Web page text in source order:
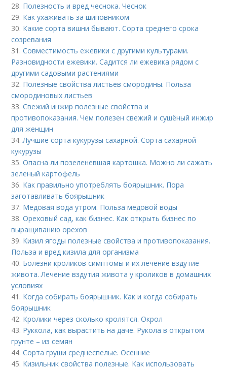
28. Полезность и вред чеснока. Чеснок
29. Как ухаживать за шиповником
30. Какие сорта вишни бывают. Сорта среднего срока
созревания
31.Совместимость ежевики с другими культурами.
Разновидности ежевики. Садится ли ежевика рядом с
другими садовыми растениями
32. Полезные свойства листьев смородины. Польза
смородиновых листьев
33.Свежий инжир полезные свойства и
противопоказания. Чем полезен свежий и сушёный инжир
для женщин
34.Лучшие сорта кукурузы сахарной. Сорта сахарной
кукурузы
35.Опасна ли позеленевшая картошка. Можно ли сажать
зеленый картофель
36. Как правильно употреблять боярышник. Пора
заготавливать боярышник
37. Медовая вода утром. Польза медовой воды
38.Ореховый сад, как бизнес. Как открыть бизнес по
выращиванию орехов
39. Кизил ягоды полезные свойства и противопоказания.
Польза и вред кизила для организма
40. Болезни кроликов симптомы и их лечение вздутие
живота. Лечение вздутия живота у кроликов в домашних
условиях
41. Когда собирать боярышник. Как и когда собирать
боярышник
42. Кролики через сколько кролятся. Окрол
43. Руккола, как вырастить на даче. Рукола в открытом
грунте – из семян
44.Сорта груши среднеспелые. Осенние
45. Кизильник свойства полезные. Как использовать